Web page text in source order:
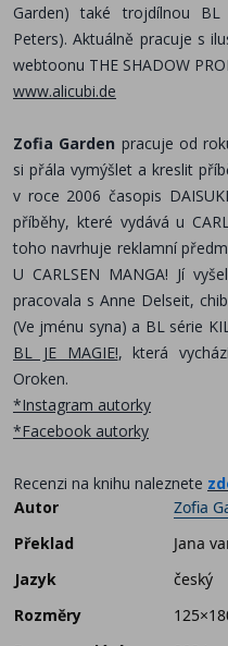
Garden)také trojdílnou BL
Peters). Aktuálně pracuje s
webtoonu THE SHADOW
www.alicubi.de
Zofia Garden pracuje od
si přála vymýšlet a kreslit
v roce 2006 časopis
příběhy, které vydává u
toho navrhuje reklamní
U CARLSEN MANGA! Jí
pracovala s Anne Delseit,
(Ve jménu syna) a BL série
BL JE MAGIE!, která
Oroken.
*Instagram autorky
*Facebook autorky
Recenzi na knihu naleznete
Autor
Zofia
Překlad
Jana
Jazyk
český
Rozměry